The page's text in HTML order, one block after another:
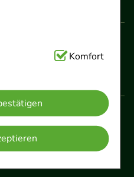
handelt es sich um
unserer
Navigation,
auf diese nicht
genutzt um das
zu gestalten,
Komfort